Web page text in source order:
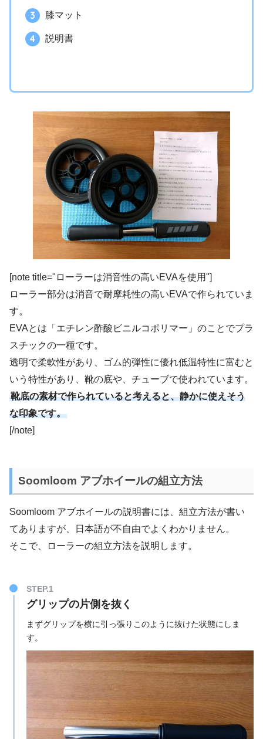
膝マット
説明書
[note title="ローラーは消音性の高いEVAを使用"]
ローラー部分は消音で耐摩耗性の高いEVAで作られていま
す。
EVAとは「エチレン酢酸ビニルコポリマー」のことでプラ
スチックの一種です。
透明で柔軟性があり、ゴム的弾性に優れ低温特性に富むと
いう特性があり、靴の底や、チューブで使われています。
靴底の素材で作られていると考えると、静かに使えそう
な印象です。
[/note]
Soomloom アブホイールの組立方法
Soomloom アブホイールの説明書には、組立方法が書い
てありますが、日本語が不自由でよくわかりません。
そこで、ローラーの組立方法を説明します。
STEP.1
グリップの片側を抜く
まずグリップを横に引っ張りこのように抜けた状態にしま
す。